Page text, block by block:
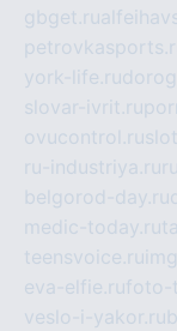
gbget.ru
york-life.ru
slovar-ivrit.ru
ovucontrol.ru
ru-industriya.ru
belgorod-day.ru
medic-today.ru
teensvoice.ru
eva-elfie.rufoto-
veslo-i-yakor.ru